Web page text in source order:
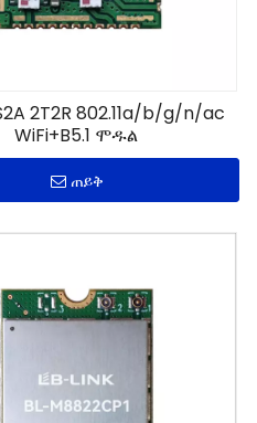
2T2R 802.11a/b/g/n/ac
WiFi+B5.1 ሞዱል
ጠይቅ